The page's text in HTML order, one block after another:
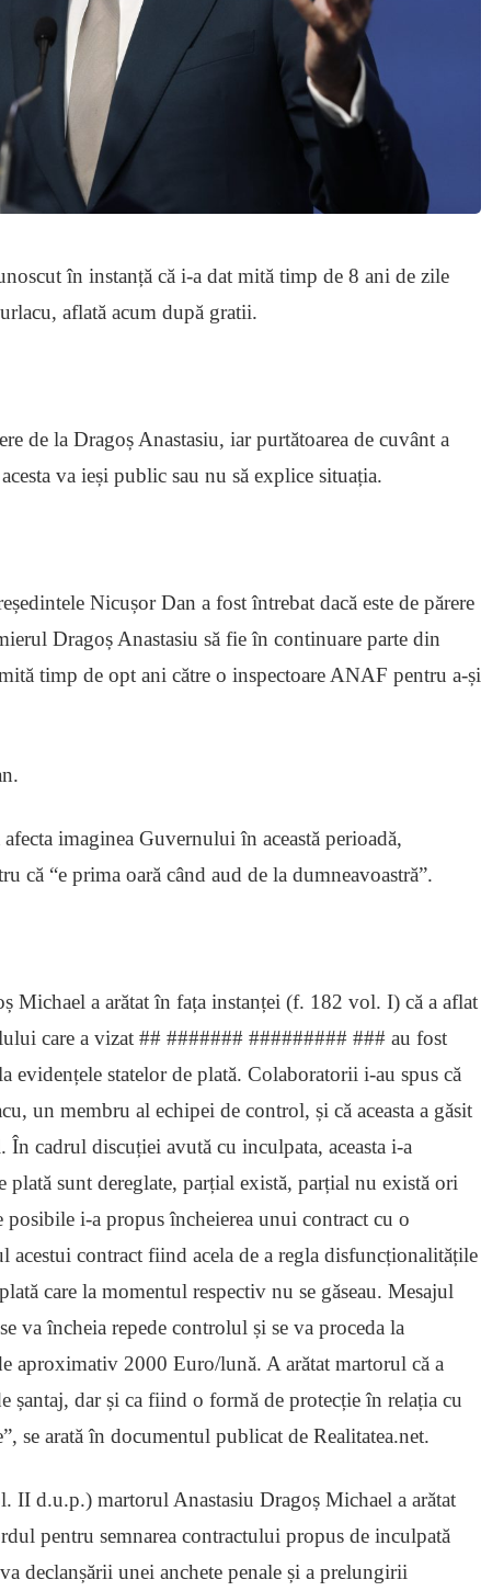
în instanță că i-a dat mită timp de 8 ani de zile
aflată acum după gratii.
de la Dragoș Anastasiu, iar purtătoarea de cuvânt a
va ieși public sau nu să explice situația.
Nicușor Dan a fost întrebat dacă este de părere
Dragoș Anastasiu să fie în continuare parte din
timp de opt ani către o inspectoare ANAF pentru a-și
imaginea Guvernului în această perioadă,
că “e prima oară când aud de la dumneavoastră”.
Michael a arătat în fața instanței (f. 182 vol. I) că a aflat
care a vizat ## ####### ######### ### au fost
evidențele statelor de plată. Colaboratorii i-au spus că
un membru al echipei de control, și că aceasta a găsit
cadrul discuției avută cu inculpata, aceasta i-a
sunt dereglate, parțial există, parțial nu există ori
posibile i-a propus încheierea unui contract cu o
acestui contract fiind acela de a regla disfuncționalitățile
care la momentul respectiv nu se găseau. Mesajul
va încheia repede controlul și se va proceda la
aproximativ 2000 Euro/lună. A arătat martorul că a
șantaj, dar și ca fiind o formă de protecție în relația cu
se arată în documentul publicat de Realitatea.net.
d.u.p.) martorul Anastasiu Dragoș Michael a arătat
pentru semnarea contractului propus de inculpată
declanșării unei anchete penale și a prelungirii